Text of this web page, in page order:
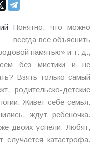
Понятно, что можно
всегда все объяснить
памятью» и т. д.,
без мистики и не
Взять только самый
родительско-детские
Живет себе семья.
ждут ребеночка.
двоих успели. Любят,
катастрофа.